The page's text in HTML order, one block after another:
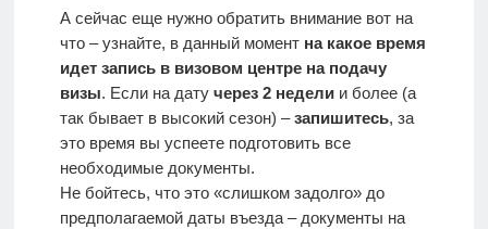
А сейчас еще нужно обратить внимание вот на
что – узнайте, в данный момент на какое время
идет запись в визовом центре на подачу
визы. Если на дату через 2 неделии более (а
так бывает в высокий сезон) –запишитесь, за
это время вы успеете подготовить все
необходимые документы.
Не бойтесь, что это «слишком задолго» до
предполагаемой даты въезда – документы на